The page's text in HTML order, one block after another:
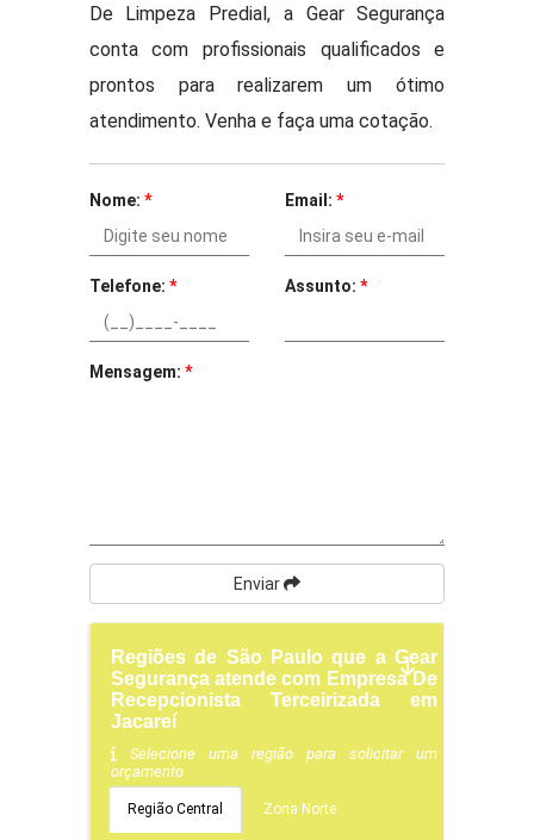
De Limpeza Predial, a Gear Segurança
conta com profissionais qualificados e
prontos para realizarem um ótimo
atendimento. Venha e faça uma cotação.
Nome: * Email: *
Telefone: * Assunto: *
Mensagem: *
Enviar
Regiões de São Paulo que a Gear
Segurança atende com Empresa De
Recepcionista Terceirizada em
Jacareí
Selecione uma região para solicitar um
orçamento
Região Central Zona Norte